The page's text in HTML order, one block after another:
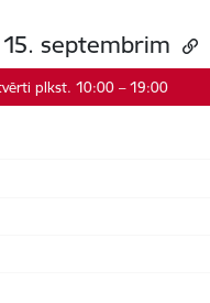
septembrim
plkst. 10:00 – 19:00